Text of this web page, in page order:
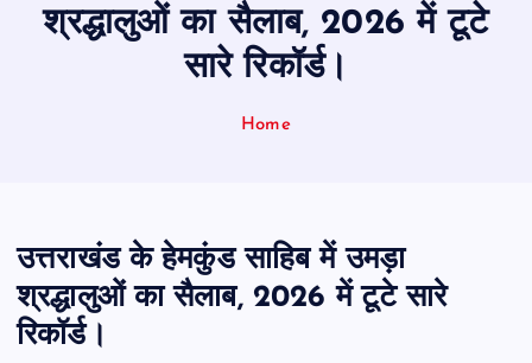
श्रद्धालुओं का सैलाब, 2026 में टूटे
सारे रिकॉर्ड।
Home
उत्तराखंड के हेमकुंड साहिब में उमड़ा
श्रद्धालुओं का सैलाब, 2026 में टूटे सारे
रिकॉर्ड।